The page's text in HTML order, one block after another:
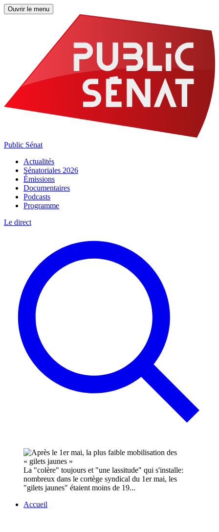
Ouvrir le menu
Public Sénat
Actualités
Sénatoriales 2026
Émissions
Documentaires
Podcasts
Programme
Le direct
La "colère" toujours et "une lassitude" qui s'installe:
nombreux dans le cortège syndical du 1er mai, les
"gilets jaunes" étaient moins de 19...
Accueil